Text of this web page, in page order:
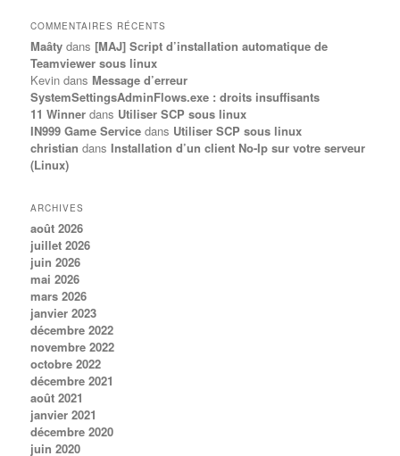
COMMENTAIRES RÉCENTS
Maâty dans [MAJ] Script d’installation automatique de
Teamviewer sous linux
Kevin dans Message d’erreur
SystemSettingsAdminFlows.exe : droits insuffisants
11 Winner dans Utiliser SCP sous linux
IN999 Game Service dans Utiliser SCP sous linux
christian dansInstallation d’un client No-Ip sur votre serveur
(Linux)
ARCHIVES
août 2026
juillet 2026
juin 2026
mai 2026
mars 2026
janvier 2023
décembre 2022
novembre 2022
octobre 2022
décembre 2021
août 2021
janvier 2021
décembre 2020
juin 2020